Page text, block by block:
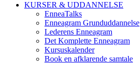
KURSER & UDDANNELSE
EnneaTalks
Enneagram Grunduddannelse
Lederens Enneagram
Det Komplette Enneagram
Kursuskalender
Book en afklarende samtale